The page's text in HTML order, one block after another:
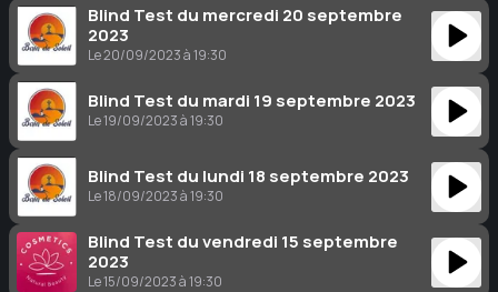
Blind Test du mercredi 20 septembre
2023
Le 20/09/2023 à 19:30
Blind Test du mardi 19 septembre 2023
Le 19/09/2023 à 19:30
Blind Test du lundi 18 septembre 2023
Le 18/09/2023 à 19:30
Blind Test du vendredi 15 septembre
2023
Le 15/09/2023 à 19:30